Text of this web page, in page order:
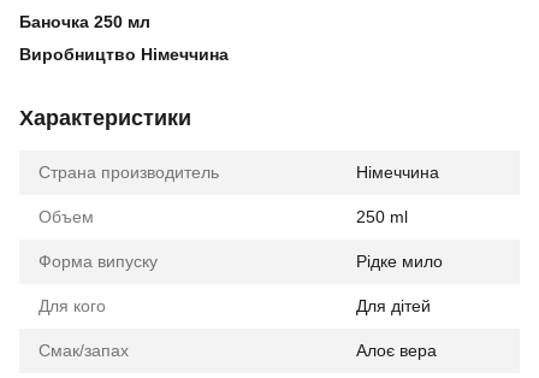
Баночка 250 мл
Виробництво Німеччина
Характеристики
Страна производитель Німеччина
Объем 250 ml
Форма випуску Рідке мило
Для кого Для дітей
Смак/запах Алоє вера